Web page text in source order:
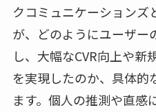
クコミュニケーションズ
が、どのようにユーザー
し、大幅なCVR向上や
を実現したのか、具体的
ます。個人の推測や直感